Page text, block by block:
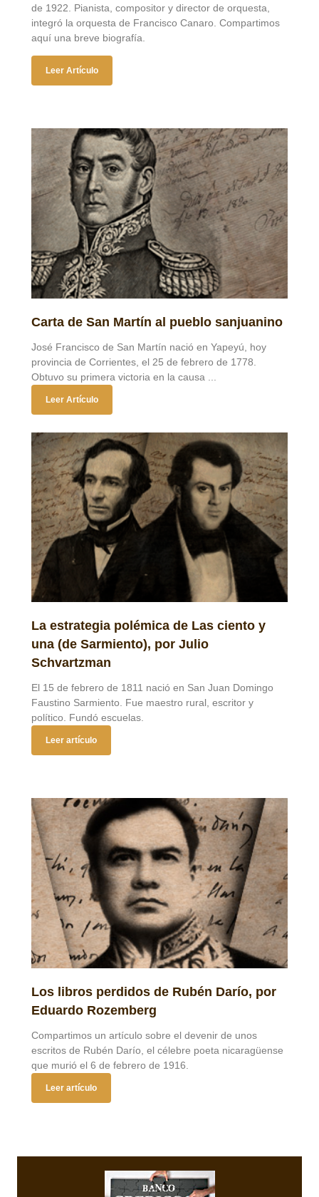
de 1922. Pianista, compositor y director de orquesta,
integró la orquesta de Francisco Canaro. Compartimos
aquí una breve biografía.
Leer Artículo
Carta de San Martín al pueblo sanjuanino
José Francisco de San Martín nació en Yapeyú, hoy
provincia de Corrientes, el 25 de febrero de 1778.
Obtuvo su primera victoria en la causa ...
Leer Artículo
La estrategia polémica de Las ciento y
una (de Sarmiento), por Julio
Schvartzman
El 15 de febrero de 1811 nació en San Juan Domingo
Faustino Sarmiento. Fue maestro rural, escritor y
político. Fundó escuelas.
Leer artículo
Los libros perdidos de Rubén Darío, por
Eduardo Rozemberg
Compartimos un artículo sobre el devenir de unos
escritos de Rubén Darío, el célebre poeta nicaragüense
que murió el 6 de febrero de 1916.
Leer artículo